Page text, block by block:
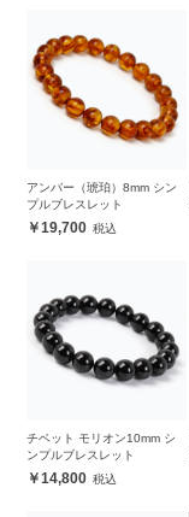
アンバー（琥珀）8mm シン
プルブレスレット
19,700
チベット モリオン10mm シ
ンプルブレスレット
14,800